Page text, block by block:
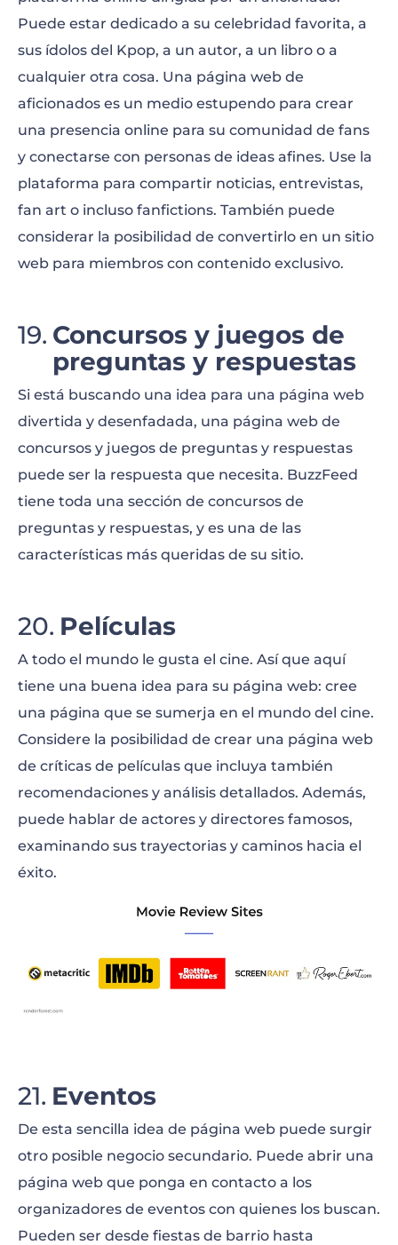
Puede estar dedicado a su celebridad favorita, a
sus ídolos del Kpop, a un autor, a un libro o a
cualquier otra cosa. Una página web de
aficionados es un medio estupendo para crear
una presencia online para su comunidad de fans
y conectarse con personas de ideas afines. Use la
plataforma para compartir noticias, entrevistas,
fan art o incluso fanfictions. También puede
considerar la posibilidad de convertirlo en un sitio
web para miembros con contenido exclusivo.
Concursos y juegos de
preguntas y respuestas
Si está buscando una idea para una página web
divertida y desenfadada, una página web de
concursos y juegos de preguntas y respuestas
puede ser la respuesta que necesita. BuzzFeed
tiene toda una sección de concursos de
preguntas y respuestas, y es una de las
características más queridas de su sitio.
Películas
A todo el mundo le gusta el cine. Así que aquí
tiene una buena idea para su página web: cree
una página que se sumerja en el mundo del cine.
Considere la posibilidad de crear una página web
de críticas de películas que incluya también
recomendaciones y análisis detallados. Además,
puede hablar de actores y directores famosos,
examinando sus trayectorias y caminos hacia el
éxito.
Eventos
De esta sencilla idea de página web puede surgir
otro posible negocio secundario. Puede abrir una
página web que ponga en contacto a los
organizadores de eventos con quienes los buscan.
Pueden ser desde fiestas de barrio hasta